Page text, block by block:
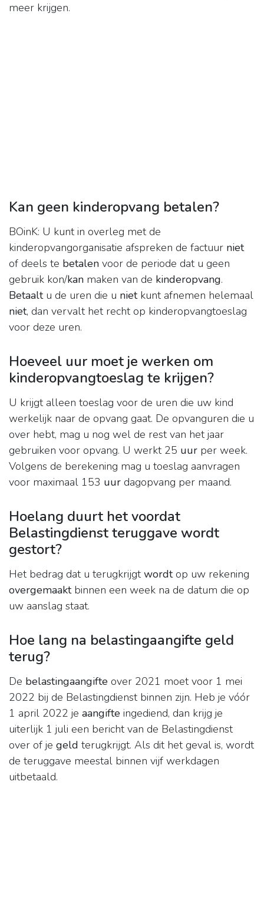
meer krijgen.
Kan geen kinderopvang betalen?
BOinK: U kunt in overleg met de
kinderopvangorganisatie afspreken de factuur niet
of deels te betalen voor de periode dat u geen
gebruik kon/kan maken van de kinderopvang.
Betaaltu de uren die u nietkunt afnemen helemaal
niet, dan vervalt het recht op kinderopvangtoeslag
voor deze uren.
Hoeveel uur moet je werken om
kinderopvangtoeslag te krijgen?
U krijgt alleen toeslag voor de uren die uw kind
werkelijk naar de opvang gaat. De opvanguren die u
over hebt, mag u nog wel de rest van het jaar
gebruiken voor opvang. U werkt 25 uur per week.
Volgens de berekening mag u toeslag aanvragen
voor maximaal 153 uur dagopvang per maand.
Hoelang duurt het voordat
Belastingdienst teruggave wordt
gestort?
Het bedrag dat u terugkrijgtwordtop uw rekening
overgemaaktbinnen een week na de datum die op
uw aanslag staat.
Hoe lang na belastingaangifte geld
terug?
De belastingaangifte over 2021 moet voor 1 mei
2022 bij de Belastingdienst binnen zijn. Heb je vóór
1 april 2022 je aangifte ingediend, dan krijg je
uiterlijk 1 juli een bericht van de Belastingdienst
over of je geld terugkrijgt. Als dit het geval is, wordt
de teruggave meestal binnen vijf werkdagen
uitbetaald.